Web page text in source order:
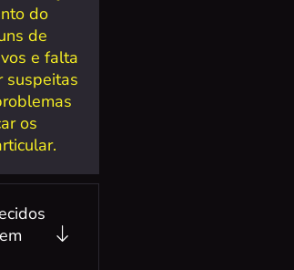
do
de
e falta
suspeitas
os